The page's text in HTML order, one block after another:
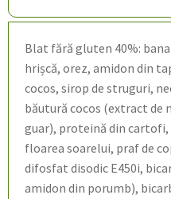
Blat fără gluten 40%:
hrișcă, orez, amidon din
cocos, sirop de struguri,
băutură cocos (extract de
guar), proteină din cartofi,
floarea soarelui, praf de
difosfat disodic E450i,
amidon din porumb),